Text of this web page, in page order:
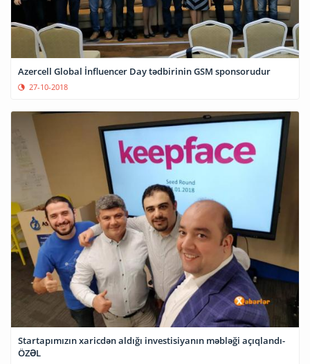
Azercell Global İnfluencer Day tədbirinin GSM sponsorudur
27-10-2018
Startapımızın xaricdən aldığı investisiyanın məbləği açıqlandı-
ÖZƏL